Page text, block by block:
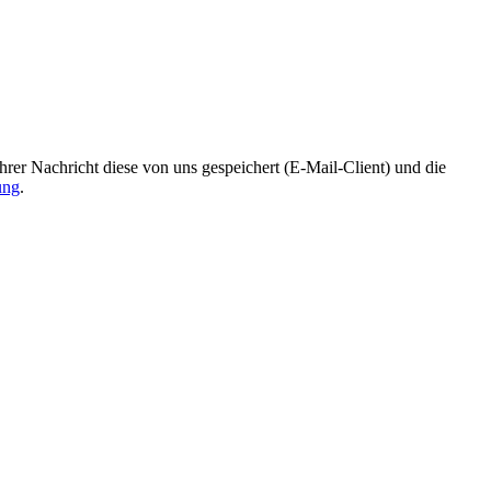
Nachricht diese von uns gespeichert (E-Mail-Client) und die
.